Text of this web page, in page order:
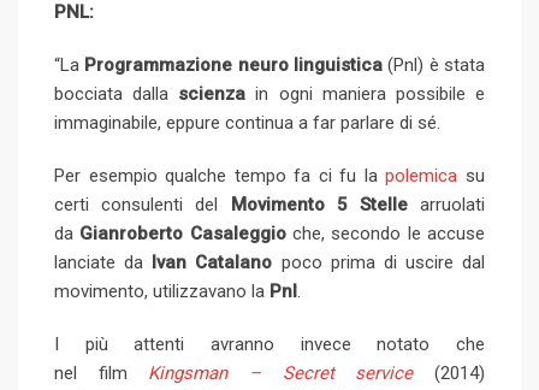
i
l
PNL:
“La Programmazione neuro linguistica (Pnl) è stata
bocciata dalla scienza in ogni maniera possibile e
immaginabile, eppure continua a far parlare di sé.
Per esempio qualche tempo fa ci fu lapolemica su
certi consulenti del
Movimento 5 Stellearruolati
da Gianroberto Casaleggioche, secondo le accuse
lanciate da
Ivan Catalano poco prima di uscire dal
movimento, utilizzavano la Pnl .
I più attenti avranno invece notato che
nel film Kingsman – Secret service(2014)